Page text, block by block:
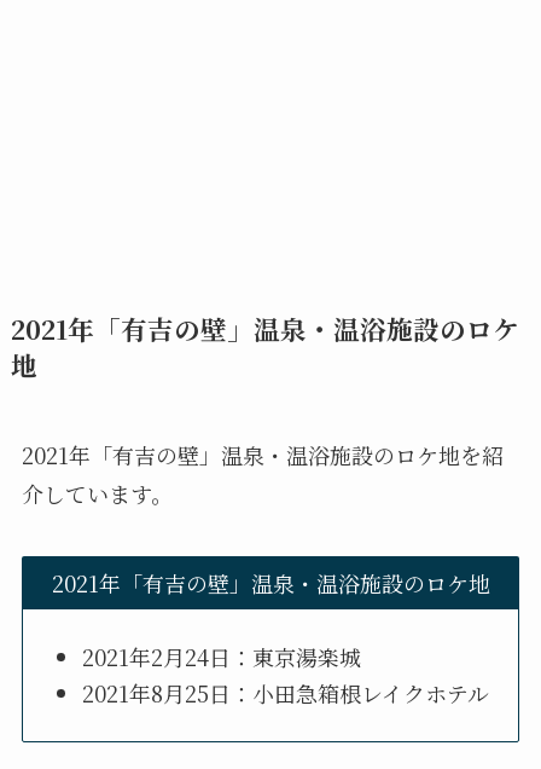
2021年「有吉の壁」温泉・温浴施設のロケ
地
2021年「有吉の壁」温泉・温浴施設のロケ地を紹
介しています。
2021年「有吉の壁」温泉・温浴施設のロケ地
2021年2月24日：東京湯楽城
2021年8月25日：小田急箱根レイクホテル